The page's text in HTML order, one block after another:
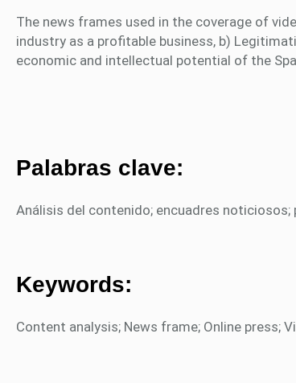
The news frames used in the coverage of
industry as a profitable business, b)
economic and intellectual potential of the
Palabras clave:
Análisis del contenido; encuadres noticiosos;
Keywords:
Content analysis; News frame; Online press;